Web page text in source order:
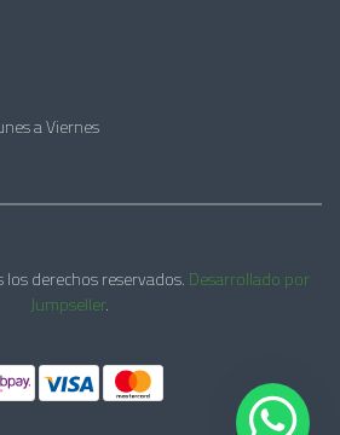
a Viernes
los derechos reservados. Desarrollado por
Jumpseller.